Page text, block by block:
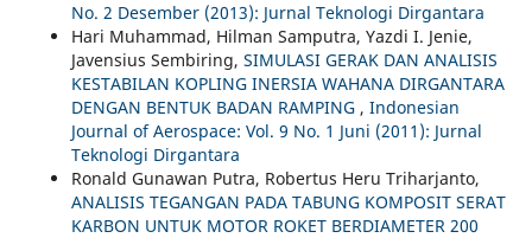
No. 2 Desember (2013): Jurnal Teknologi Dirgantara
Hari Muhammad, Hilman Samputra, Yazdi I. Jenie,
Javensius Sembiring, SIMULASI GERAK DAN ANALISIS
KESTABILAN KOPLING INERSIA WAHANA DIRGANTARA
DENGAN BENTUK BADAN RAMPING , Indonesian
Journal of Aerospace: Vol. 9 No. 1 Juni (2011): Jurnal
Teknologi Dirgantara
Ronald Gunawan Putra, Robertus Heru Triharjanto,
ANALISIS TEGANGAN PADA TABUNG KOMPOSIT SERAT
KARBON UNTUK MOTOR ROKET BERDIAMETER 200